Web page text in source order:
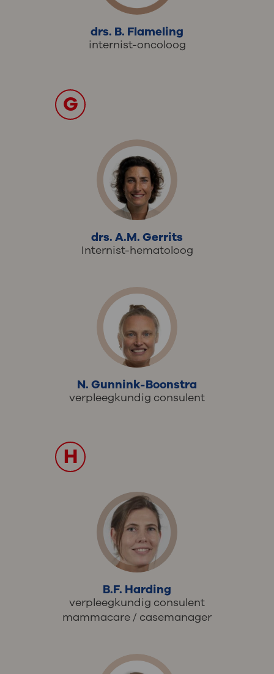
drs. B. Flameling
internist-oncoloog
G
drs. A.M. Gerrits
Internist-hematoloog
N. Gunnink-Boonstra
verpleegkundig consulent
H
B.F. Harding
verpleegkundig consulent
mammacare / casemanager